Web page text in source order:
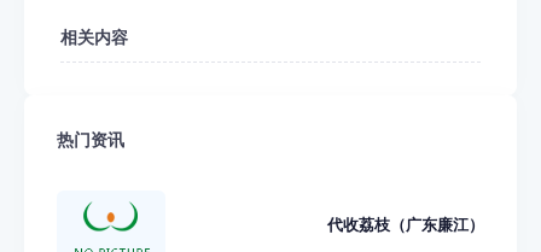
相关内容
热门资讯
代收荔枝（广东廉江）